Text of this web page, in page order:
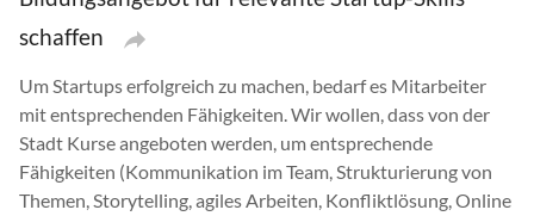
schaffen
Um Startups erfolgreich zu machen, bedarf es Mitarbeiter
mit entsprechenden Fähigkeiten. Wir wollen, dass von der
Stadt Kurse angeboten werden, um entsprechende
Fähigkeiten (Kommunikation im Team, Strukturierung von
Themen, Storytelling, agiles Arbeiten, Konfliktlösung, Online